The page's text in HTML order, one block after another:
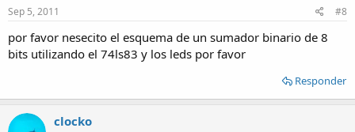
Sep 5, 2011 #8
por favor nesecito el esquema de un sumador binario de 8
bits utilizando el 74ls83 y los leds por favor
Responder
clocko